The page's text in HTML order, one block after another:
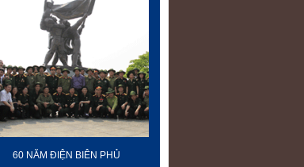
70 NĂM GTVT VIỆT NAM (1945 -